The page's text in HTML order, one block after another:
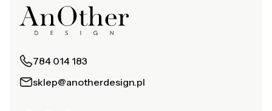
784 014 183
sklep@anotherdesign.pl